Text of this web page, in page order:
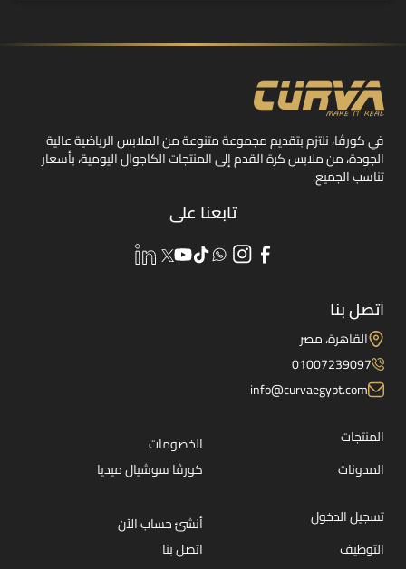
في كورڤا، نلتزم بتقديم مجموعة متنوعة من الملابس الرياضية عالية
الجودة، من ملابس كرة القدم إلى المنتجات الكاجوال اليومية، بأسعار
تناسب الجميع.
تابعنا على
اتصل بنا
القاهرة، مصر
01007239097
info@curvaegypt.com
المنتجات
الخصومات
المدونات
كورڤا سوشيال ميديا
تسجيل الدخول
أنشئ حساب الآن
التوظيف
اتصل بنا